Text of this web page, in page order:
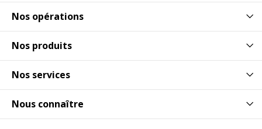
Nos opérations
Nos produits
Nos services
Nous connaître